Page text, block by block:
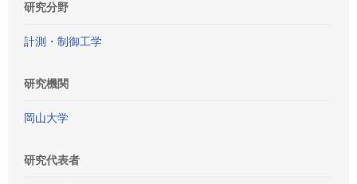
研究分野
計測・制御工学
研究機関
岡山大学
研究代表者